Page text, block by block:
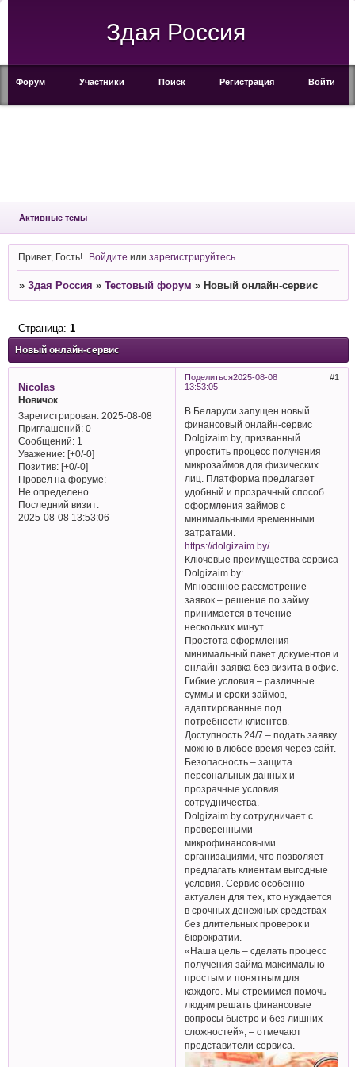
Здая Россия
Форум Участники Поиск Регистрация Войти
Активные темы
Привет, Гость! Войдите илизарегистрируйтесь
» Здая Россия » Тестовый форум » Новый онлайн-сервис
Новый онлайн-сервис
Страница: 1
Поделиться 1
2025-08-08
13:53:05
Nicolas
Новичок
Зарегистрирован: 2025-08-08
Приглашений:0
Сообщений:1
Уважение: [+0/-0]
Позитив: [+0/-0]
Провел на форуме:
Не определено
Последний визит:
2025-08-08 13:53:06
В Беларуси запущен новый
финансовый онлайн-сервис
Dolgizaim.by, призванный
упростить процесс получения
микрозаймов для физических
лиц. Платформа предлагает
удобный и прозрачный способ
оформления займов с
минимальными временными
затратами.
https://dolgizaim.by/
Ключевые преимущества сервиса
Dolgizaim.by:
Мгновенное рассмотрение
заявок – решение по займу
принимается в течение
нескольких минут.
Простота оформления –
минимальный пакет документов и
онлайн-заявка без визита в офис.
Гибкие условия – различные
суммы и сроки займов,
адаптированные под
потребности клиентов.
Доступность 24/7 – подать заявку
можно в любое время через сайт.
Безопасность – защита
персональных данных и
прозрачные условия
сотрудничества.
Dolgizaim.by сотрудничает с
проверенными
микрофинансовыми
организациями, что позволяет
предлагать клиентам выгодные
условия. Сервис особенно
актуален для тех, кто нуждается
в срочных денежных средствах
без длительных проверок и
бюрократии.
«Наша цель – сделать процесс
получения займа максимально
простым и понятным для
каждого. Мы стремимся помочь
людям решать финансовые
вопросы быстро и без лишних
сложностей», – отмечают
представители сервиса.